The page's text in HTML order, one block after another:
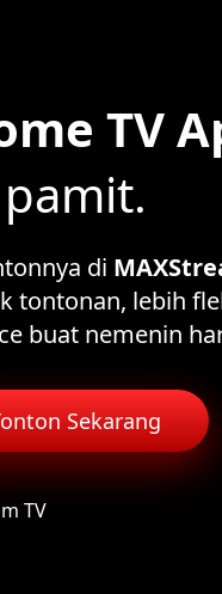
TV
pamit.
di
tontonan, lebih
buat nemenin
Sekarang
TV